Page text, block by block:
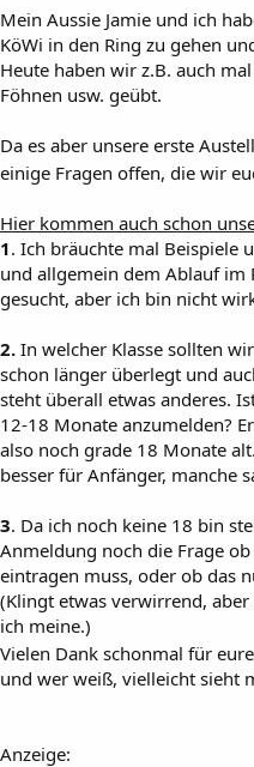
Mein Aussie Jamie und ich
KöWi in den Ring zu gehen
Heute haben wir z.B. auch
Föhnen usw. geübt.
Da es aber unsere erste
einige Fragen offen, die wir
Hier kommen auch schon
1. Ich bräuchte mal Beispiele
und allgemein dem Ablauf im
gesucht, aber ich bin nicht
2. In welcher Klasse sollten
schon länger überlegt und
steht überall etwas anderes.
12-18 Monate anzumelden?
also noch grade 18 Monate
besser für Anfänger, manche
3. Da ich noch keine 18 bin
Anmeldung noch die Frage
eintragen muss, oder ob das
(Klingt etwas verwirrend,
ich meine.)
Vielen Dank schonmal für
und wer weiß, vielleicht sieht
Anzeige: